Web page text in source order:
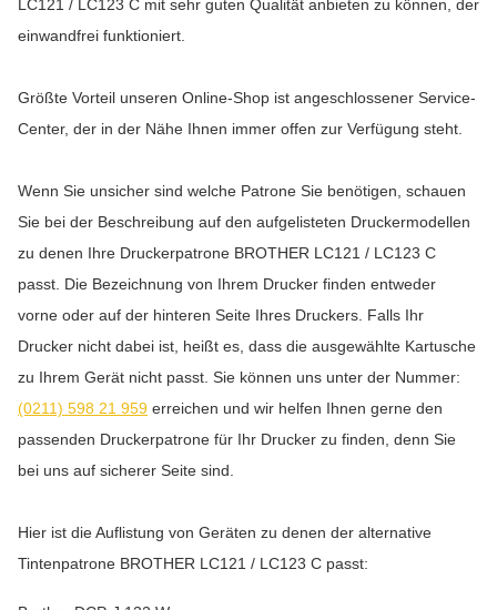
LC121 / LC123 C mit sehr guten Qualität anbieten zu können, der
einwandfrei funktioniert.
Größte Vorteil unseren Online-Shop ist angeschlossener Service-
Center, der in der Nähe Ihnen immer offen zur Verfügung steht.
Wenn Sie unsicher sind welche Patrone Sie benötigen, schauen
Sie bei der Beschreibung auf den aufgelisteten Druckermodellen
zu denen Ihre Druckerpatrone BROTHER LC121 / LC123 C
passt. Die Bezeichnung von Ihrem Drucker finden entweder
vorne oder auf der hinteren Seite Ihres Druckers. Falls Ihr
Drucker nicht dabei ist, heißt es, dass die ausgewählte Kartusche
zu Ihrem Gerät nicht passt. Sie können uns unter der Nummer:
(0211) 598 21 959 erreichen und wir helfen Ihnen gerne den
passenden Druckerpatrone für Ihr Drucker zu finden, denn Sie
bei uns auf sicherer Seite sind.
Hier ist die Auflistung von Geräten zu denen der alternative
Tintenpatrone BROTHER LC121 / LC123 C passt: